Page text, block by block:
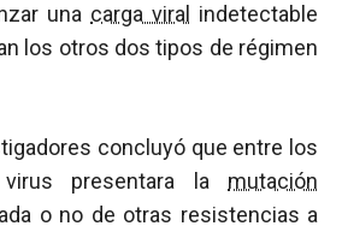
una carga viral
indetectable
los otros dos tipos de régimen
concluyó que entre los
presentara la mutación
o no de otras resistencias a